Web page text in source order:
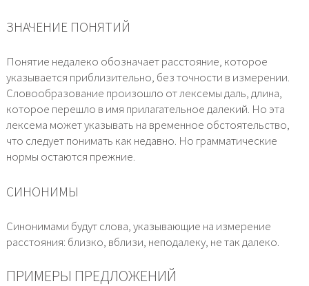
ЗНАЧЕНИЕ ПОНЯТИЙ
Понятие недалеко обозначает расстояние, которое
указывается приблизительно, без точности в измерении.
Словообразование произошло от лексемы даль, длина,
которое перешло в имя прилагательное далекий. Но эта
лексема может указывать на временное обстоятельство,
что следует понимать как недавно. Но грамматические
нормы остаются прежние.
СИНОНИМЫ
Синонимами будут слова, указывающие на измерение
расстояния: близко, вблизи, неподалеку, не так далеко.
ПРИМЕРЫ ПРЕДЛОЖЕНИЙ